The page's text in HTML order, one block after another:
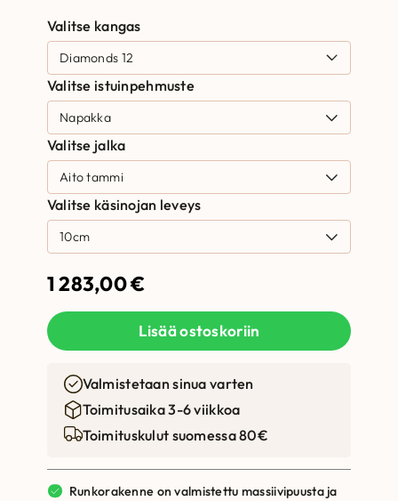
Valitse kangas
Valitse istuinpehmuste
Valitse jalka
Valitse käsinojan leveys
1 283,00€
Lisää ostoskoriin
Valmistetaan sinua varten
Toimitusaika 3-6 viikkoa
Toimituskulut suomessa 80€
Runkorakenne on valmistettu massiivipuusta ja